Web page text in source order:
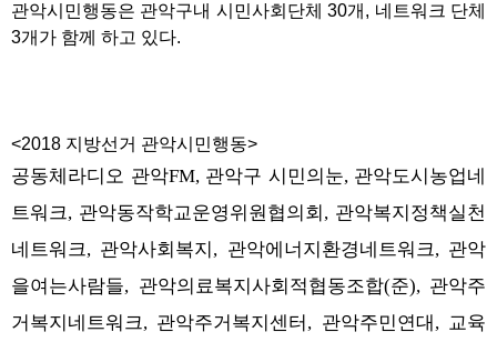
관악시민행동은 관악구내 시민사회단체 30개, 네트워크 단체
3개가 함께 하고 있다.
<2018 지방선거 관악시민행동>
공동체라디오 관악FM, 관악구 시민의눈, 관악도시농업네
트워크, 관악동작학교운영위원협의회 , 관악복지정책실천
네트워크, 관악사회복지 , 관악에너지환경네트워크, 관악
을여는사람들, 관악의료복지사회적협동조합(준), 관악주
거복지네트워크, 관악주거복지센터 , 관악주민연대, 교육